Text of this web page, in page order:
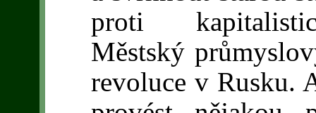
proti
Městský
revoluce v Rusku.